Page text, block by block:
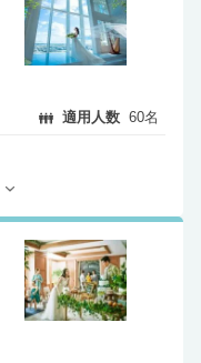
適用人数 60名